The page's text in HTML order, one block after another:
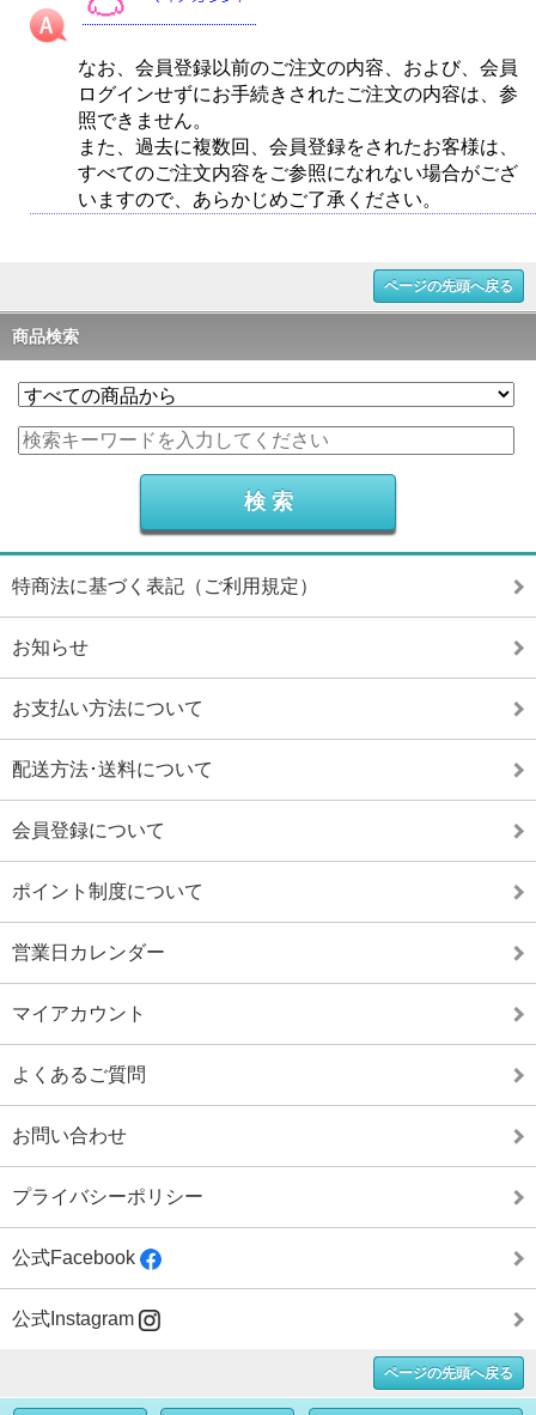
なお、会員登録以前のご注文の内容、および、会員
ログインせずにお手続きされたご注文の内容は、参
照できません。
また、過去に複数回、会員登録をされたお客様は、
すべてのご注文内容をご参照になれない場合がござ
いますので、あらかじめご了承ください。
ページの先頭へ戻る
商品検索
特商法に基づく表記（ご利用規定）
お知らせ
お支払い方法について
配送方法･送料について
会員登録について
ポイント制度について
営業日カレンダー
マイアカウント
よくあるご質問
お問い合わせ
プライバシーポリシー
公式Facebook
公式Instagram
ページの先頭へ戻る